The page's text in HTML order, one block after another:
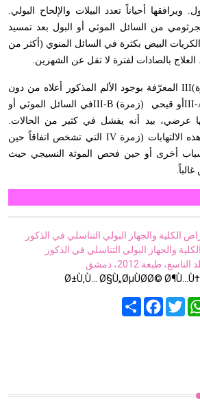
أحياناً تعدد البيلات والإلحاح البولي.
من السائل الموثي أو البول بعد تمسيد
الكريات البيض بكثرة في السائل المنوي (أكثر من
.
(
IIIالمعرّفة بوجود الألم المذكور أعلاه من دون
أو قيحي (زمرة(
III-Bفي السائل الموثي أو
عرضي، بيد أنه يفشل في كثير من الحالات.
الالتهابات (زمرة IV
التي تشخص اتفاقاً حين
أخرى أو حين فحص الموثة النسيجي حيث
.
الكلية والجهاز البولي التناسلي في الذكور
والجهاز البولي التناسلي في الذكور
طبعة 2012، دمشق
Share
FacebookTwitter